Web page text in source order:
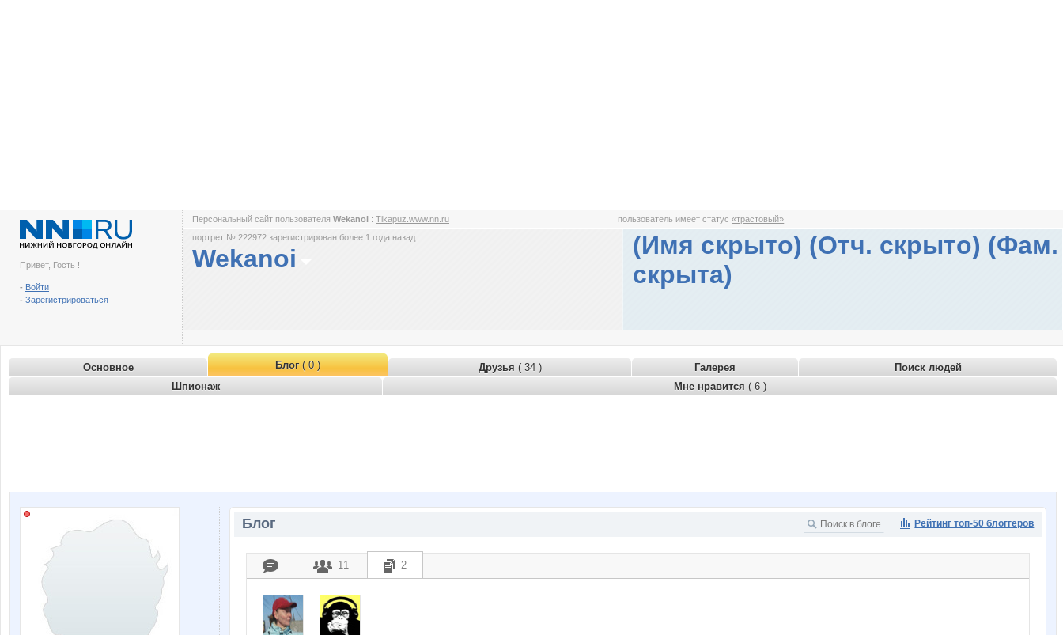
Привет, Гость !
- Войти
- Зарегистрироваться
Персональный сайт пользователя Wekanoi : Tikapuz.www.nn.ru пользователь имеет статус«трастовый»
портрет № 222972 зарегистрирован более 1 года назад
Wekanoi
(Имя скрыто) (Отч. скрыто) (Фам.
скрыта)
Основное Блог( 0 ) Друзья ( 34 ) Галерея
Поиск людей
Шпионаж
Мне нравится ( 6 )
Рейтинг топ-50 блоггеров
Блог
11 2